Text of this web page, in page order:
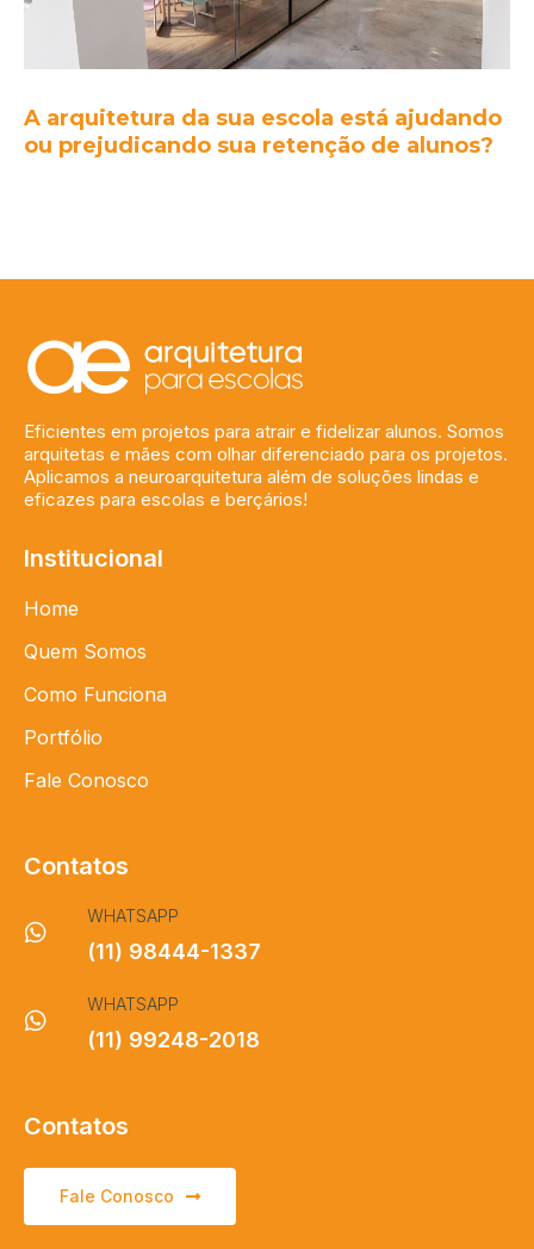
A arquitetura da sua escola está ajudando
ou prejudicando sua retenção de alunos?
Eficientes em projetos para atrair e fidelizar alunos. Somos
arquitetas e mães com olhar diferenciado para os projetos.
Aplicamos a neuroarquitetura além de soluções lindas e
eficazes para escolas e berçários!
Institucional
Home
Quem Somos
Como Funciona
Portfólio
Fale Conosco
Contatos
WHATSAPP
(11) 98444-1337
WHATSAPP
(11) 99248-2018
Contatos
Fale Conosco